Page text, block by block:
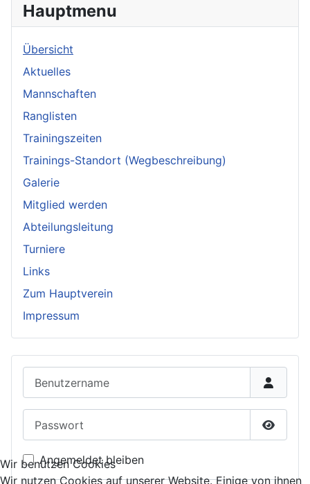
Hauptmenu
Übersicht
Aktuelles
Mannschaften
Ranglisten
Trainingszeiten
Trainings-Standort (Wegbeschreibung)
Galerie
Mitglied werden
Abteilungsleitung
Turniere
Links
Zum Hauptverein
Impressum
Angemeldet bleiben
Wir benutzen Cookies
Wir nutzen Cookies auf unserer Website. Einige von ihnen